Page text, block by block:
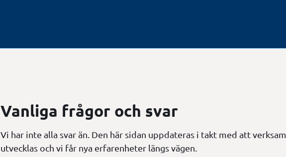
Vanliga frågor och svar
Vi har inte alla svar än. Den här sidan uppdateras i takt med att
utvecklas och vi får nya erfarenheter längs vägen.